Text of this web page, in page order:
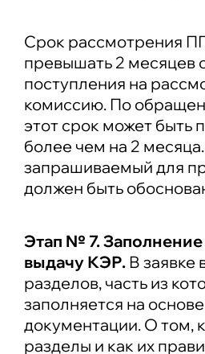
Срок рассмотрения
превышать 2 месяцев
поступления на
комиссию. По
этот срок может быть
более чем на 2
запрашиваемый для
должен быть
Этап № 7. Заполнение
выдачу КЭР. В заявке
разделов, часть из
заполняется на
документации. О том,
разделы и как их